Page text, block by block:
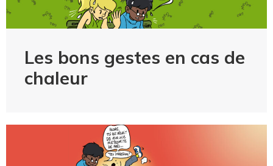
Les bons gestes en cas de
chaleur